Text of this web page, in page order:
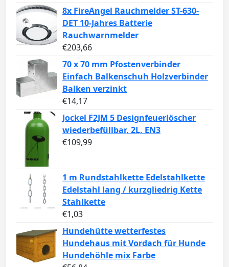
8x FireAngel Rauchmelder ST-630-
DET 10-Jahres Batterie
Rauchwarnmelder
€203,66
70 x 70 mm Pfostenverbinder
Einfach Balkenschuh Holzverbinder
Balken verzinkt
€14,17
Jockel F2JM 5 Designfeuerlöscher
wiederbefüllbar, 2L, EN3
€109,99
1 m Rundstahlkette Edelstahlkette
Edelstahl lang / kurzgliedrig Kette
Stahlkette
€1,03
Hundehütte wetterfestes
Hundehaus mit Vordach für Hunde
Hundehöhle mix Farbe